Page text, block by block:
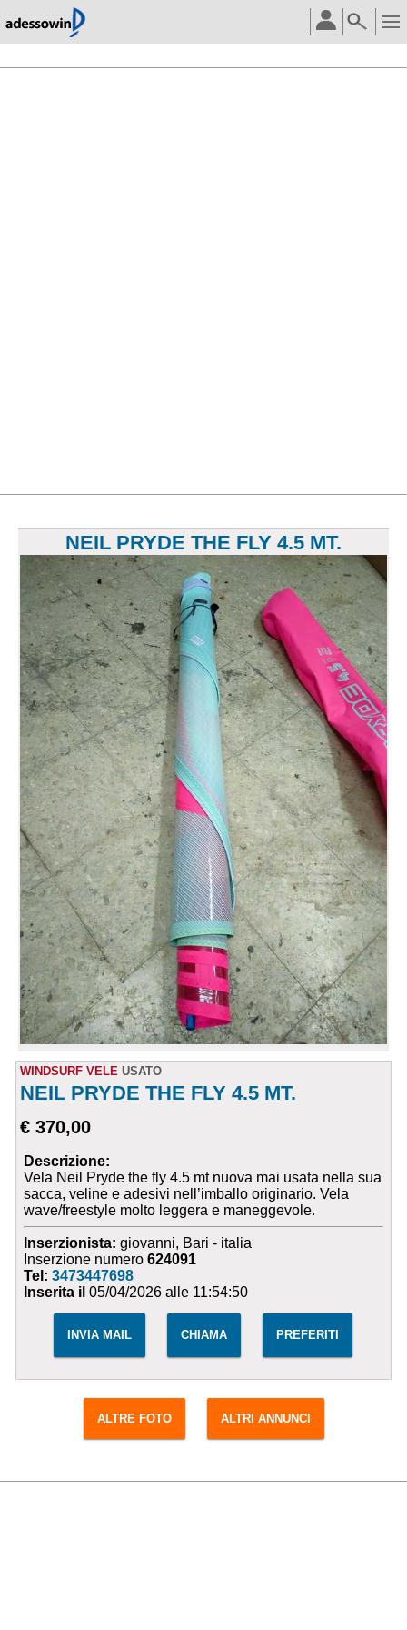
NEIL PRYDE THE FLY 4.5 MT.
WINDSURF VELE USATO
NEIL PRYDE THE FLY 4.5 MT.
€ 370,00
Descrizione:
Vela Neil Pryde the fly 4.5 mt nuova mai usata nella sua
sacca, veline e adesivi nell’imballo originario. Vela
wave/freestyle molto leggera e maneggevole.
Inserzionista: giovanni, Bari - italia
Inserzione numero624091
Tel:3473447698
Inserita il 05/04/2026 alle 11:54:50
INVIA MAIL CHIAMA PREFERITI
ALTRE FOTO ALTRI ANNUNCI